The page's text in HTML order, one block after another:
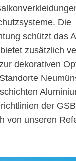
Die
schützt das
zusätzlich
dekorativen
der
von unseren